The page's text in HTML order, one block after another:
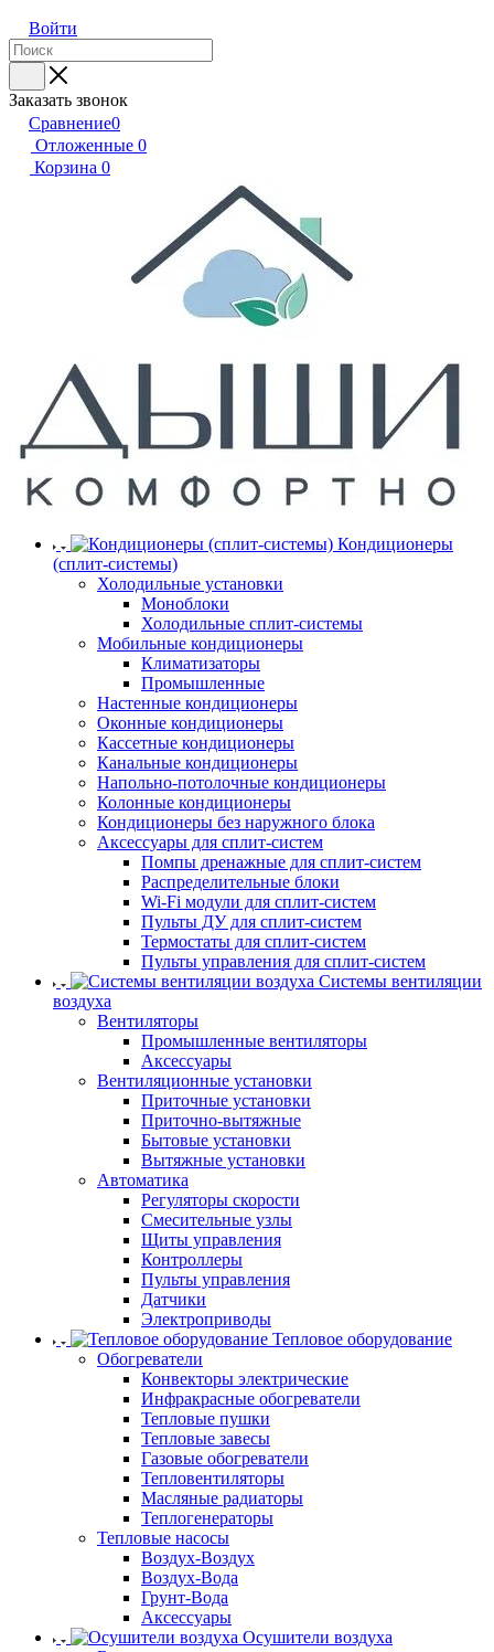
Войти
Заказать звонок
Сравнение0
Отложенные 0
Корзина 0
Кондиционеры
(сплит-системы)
Холодильные установки
Моноблоки
Холодильные сплит-системы
Мобильные кондиционеры
Климатизаторы
Промышленные
Настенные кондиционеры
Оконные кондиционеры
Кассетные кондиционеры
Канальные кондиционеры
Напольно-потолочные кондиционеры
Колонные кондиционеры
Кондиционеры без наружного блока
Аксессуары для сплит-систем
Помпы дренажные для сплит-систем
Распределительные блоки
Wi-Fi модули для сплит-систем
Пульты ДУ для сплит-систем
Термостаты для сплит-систем
Пульты управления для сплит-систем
Системы вентиляции
воздуха
Вентиляторы
Промышленные вентиляторы
Аксессуары
Вентиляционные установки
Приточные установки
Приточно-вытяжные
Бытовые установки
Вытяжные установки
Автоматика
Регуляторы скорости
Смесительные узлы
Щиты управления
Контроллеры
Пульты управления
Датчики
Электроприводы
Тепловое оборудование
Обогреватели
Конвекторы электрические
Инфракрасные обогреватели
Тепловые пушки
Тепловые завесы
Газовые обогреватели
Тепловентиляторы
Масляные радиаторы
Теплогенераторы
Тепловые насосы
Воздух-Воздух
Воздух-Вода
Грунт-Вода
Аксессуары
Осушители воздуха